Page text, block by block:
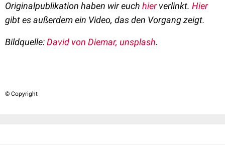
Originalpublikation haben wir euch hierverlinkt. Hier
gibt es außerdem ein Video, das den Vorgang zeigt.
Bildquelle:David von Diemar, unsplash.
© Copyright